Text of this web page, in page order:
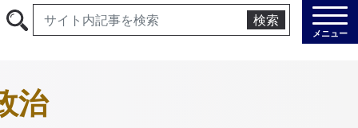
検索
メニュー
治